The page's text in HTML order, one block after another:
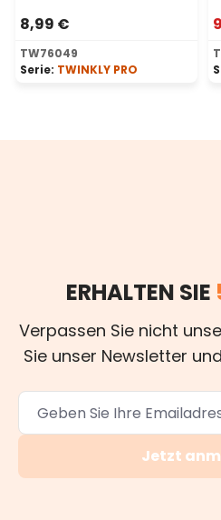
8,99 €
TW76049
Serie: TWINKLY PRO
ERHALTEN SIE
Verpassen Sie nicht
Sie unser Newsletter
Jetzt